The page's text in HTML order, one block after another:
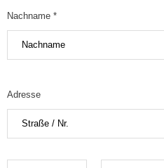
Nachname *
Adresse